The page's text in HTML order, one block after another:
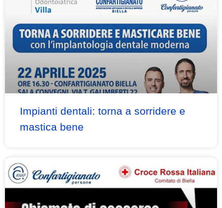
Impianti dentali: torna a sorridere e
mastica bene